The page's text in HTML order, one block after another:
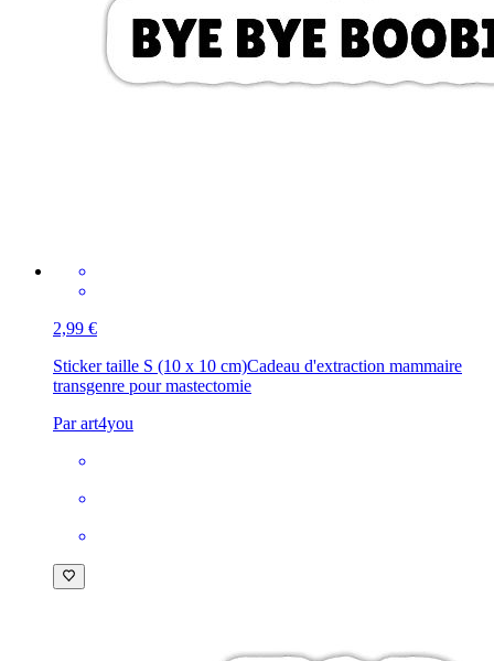
2,99 €
Sticker taille S (10 x 10 cm)Cadeau d'extraction mammaire
transgenre pour mastectomie
Par art4you